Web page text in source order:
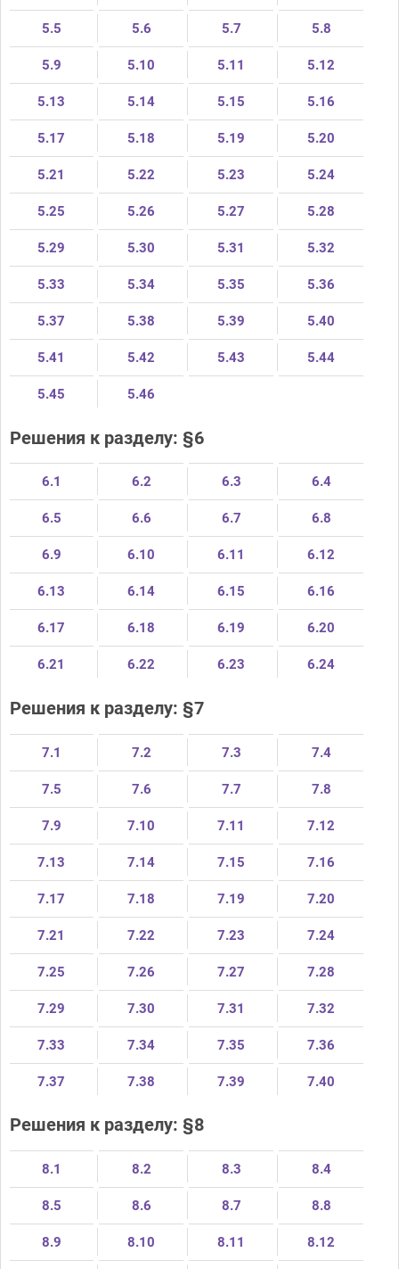
5.5 5.6 5.7 5.8
5.9 5.10 5.11 5.12
5.13 5.14 5.15 5.16
5.17 5.18 5.19 5.20
5.21 5.22 5.23 5.24
5.25 5.26 5.27 5.28
5.29 5.30 5.31 5.32
5.33 5.34 5.35 5.36
5.37 5.38 5.39 5.40
5.41 5.42 5.43 5.44
5.45 5.46
Решения к разделу: §6
6.1 6.2 6.3 6.4
6.5 6.6 6.7 6.8
6.9 6.10 6.11 6.12
6.13 6.14 6.15 6.16
6.17 6.18 6.19 6.20
6.21 6.22 6.23 6.24
Решения к разделу: §7
7.1 7.2 7.3 7.4
7.5 7.6 7.7 7.8
7.9 7.10 7.11 7.12
7.13 7.14 7.15 7.16
7.17 7.18 7.19 7.20
7.21 7.22 7.23 7.24
7.25 7.26 7.27 7.28
7.29 7.30 7.31 7.32
7.33 7.34 7.35 7.36
7.37 7.38 7.39 7.40
Решения к разделу: §8
8.1 8.2 8.3 8.4
8.5 8.6 8.7 8.8
8.9 8.10 8.11 8.12